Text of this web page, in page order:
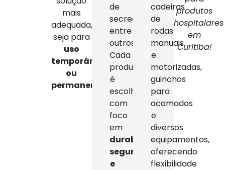
mais
adequada,
seja para
uso
temporário
ou
permanente
de
secreção,
entre
outros.
Cada
produto
é
escolhido
com
foco
em
durabilidade,
segurança
e
cadeiras
de
rodas
manuais
e
motorizadas,
guinchos
para
acamados
e
diversos
equipamentos,
oferecendo
flexibilidade
produtos
hospitalares
em
Curitiba!